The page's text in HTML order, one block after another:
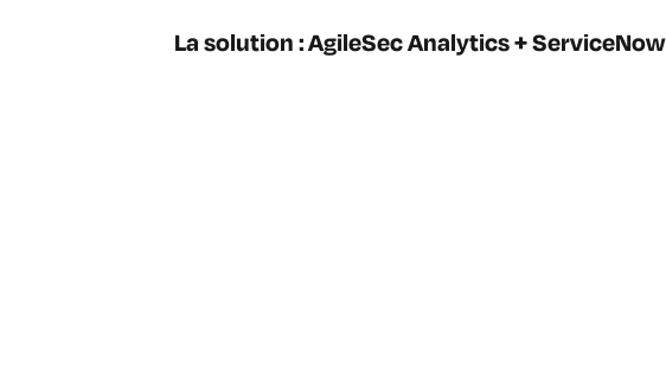
La solution : AgileSec Analytics + ServiceNow